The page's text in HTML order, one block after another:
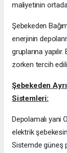
maliyetinin
Şebekeden
enerjinin
gruplarına
zorken tercih
Şebekeden
Sistemleri:
Depolamalı yani
elektrik
Sistemde güneş